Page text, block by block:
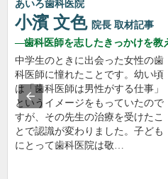
あいろ歯科医院
小濱 文色 院長 取材記事
歯科医師を志したきっかけを教
中学生のときに出会った女性の歯
科医師に憧れたことです。幼い頃
は「歯科医師は男性がする仕事」
というイメージをもっていたので
すが、その先生の治療を受けたこ
とで認識が変わりました。子ども
にとって歯科医院は敬…